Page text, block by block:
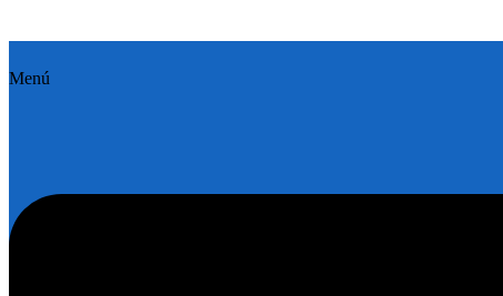
Menú